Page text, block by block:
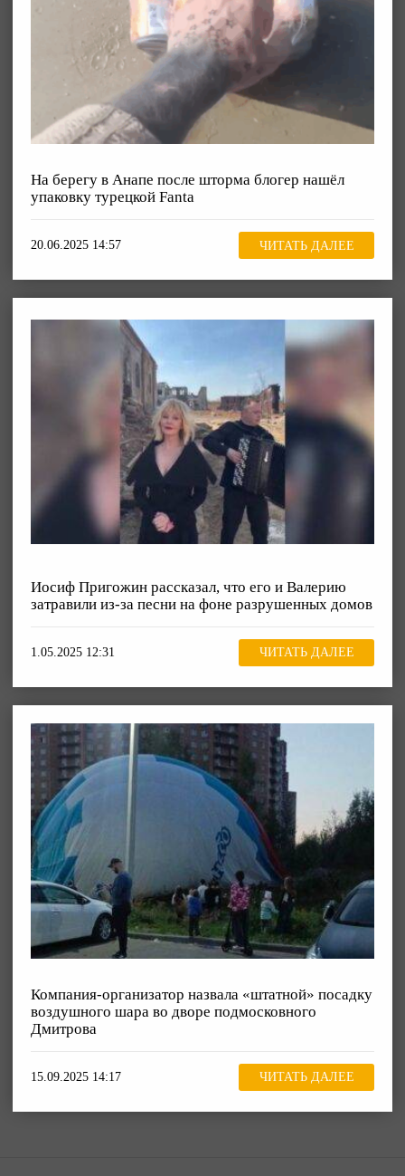
На берегу в Анапе после шторма блогер нашёл
упаковку турецкой Fanta
20.06.2025 14:57 ЧИТАТЬ ДАЛЕЕ
Иосиф Пригожин рассказал, что его и Валерию
затравили из-за песни на фоне разрушенных домов
1.05.2025 12:31 ЧИТАТЬ ДАЛЕЕ
Компания-организатор назвала «штатной» посадку
воздушного шара во дворе подмосковного
Дмитрова
15.09.2025 14:17 ЧИТАТЬ ДАЛЕЕ